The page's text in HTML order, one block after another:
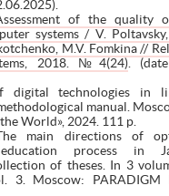
of the quality
systems / V. Poltavsky,
M.V. Fomkina //
2018. №4(24).
digital technologies in
manual.
World», 2024. 111 p.
main directions of
process in
of theses. In 3
3. Moscow: PARADIGM